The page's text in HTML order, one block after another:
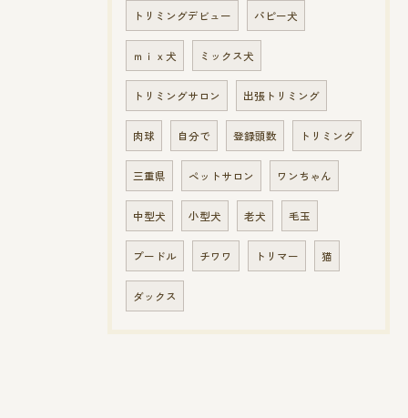
トリミングデビュー パピー犬
ｍｉｘ犬 ミックス犬
トリミングサロン 出張トリミング
肉球 自分で 登録頭数 トリミング
三重県 ペットサロン ワンちゃん
中型犬 小型犬 老犬 毛玉
プードル チワワ トリマー 猫
ダックス